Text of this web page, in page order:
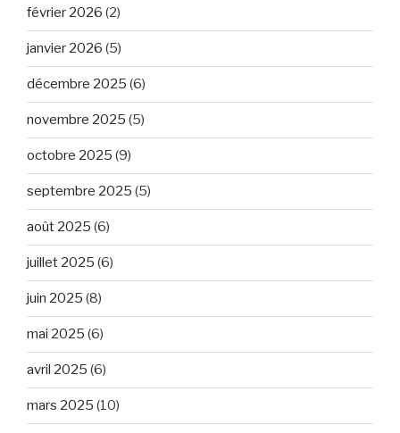
février 2026 (2)
janvier 2026 (5)
décembre 2025 (6)
novembre 2025 (5)
octobre 2025 (9)
septembre 2025 (5)
août 2025 (6)
juillet 2025 (6)
juin 2025 (8)
mai 2025 (6)
avril 2025 (6)
mars 2025 (10)